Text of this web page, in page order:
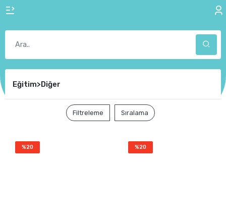
Eğitim>Diğer
Filtreleme Sıralama
%20 %20